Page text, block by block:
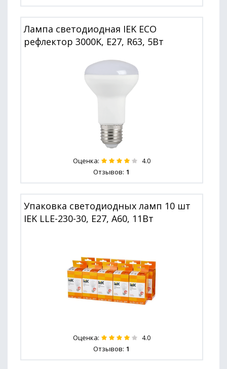
Лампа светодиодная IEK ECO
рефлектор 3000K, E27, R63, 5Вт
Оценка: 4.0
Отзывов: 1
Упаковка светодиодных ламп 10 шт
IEK LLE-230-30, E27, A60, 11Вт
Оценка: 4.0
Отзывов: 1